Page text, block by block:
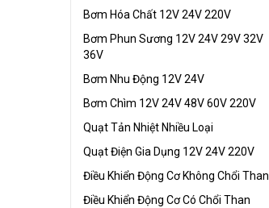
Bơm Hóa Chất 12V 24V 220V
Bơm Phun Sương 12V 24V 29V 32V
36V
Bơm Nhu Động 12V 24V
Bơm Chìm 12V 24V 48V 60V 220V
Quạt Tản Nhiệt Nhiều Loại
Quạt Điện Gia Dụng 12V 24V 220V
Điều Khiển Động Cơ Không Chổi Than
Điều Khiển Động Cơ Có Chổi Than